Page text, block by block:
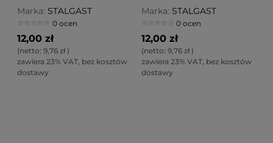
Marka: STALGAST
0 ocen
12,00 zł
(netto: 9,76 zł)
zawiera 23% VAT, bez kosztów
dostawy
Marka: STALGAST
0 ocen
12,00 zł
(netto: 9,76 zł)
zawiera 23% VAT, bez kosztów
dostawy